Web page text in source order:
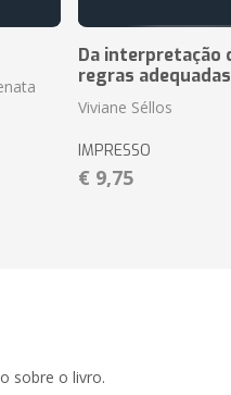
Da interpretação
regras
Viviane Séllos
IMPRESSO
€ 9,75
sobre o livro.